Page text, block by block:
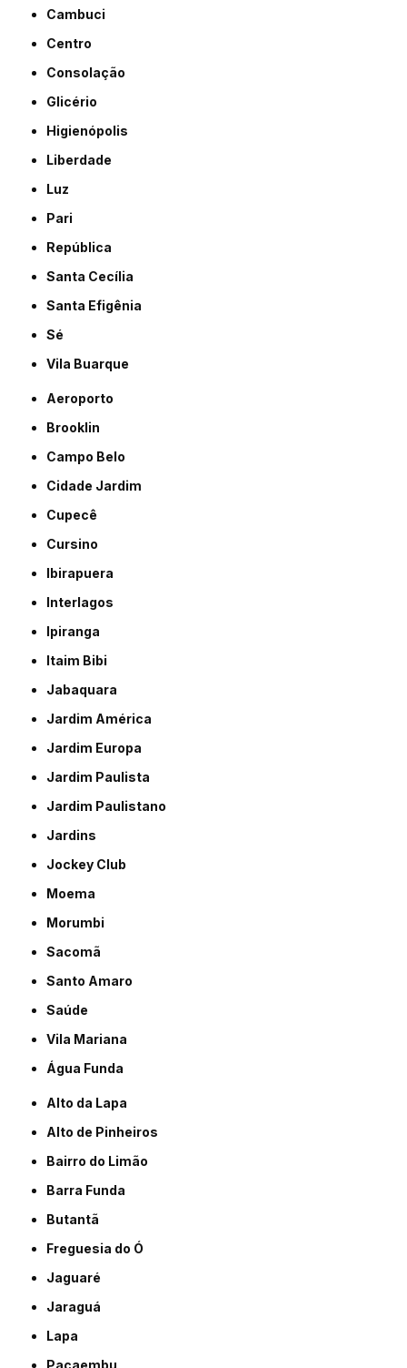
Cambuci
Centro
Consolação
Glicério
Higienópolis
Liberdade
Luz
Pari
República
Santa Cecília
Santa Efigênia
Sé
Vila Buarque
Aeroporto
Brooklin
Campo Belo
Cidade Jardim
Cupecê
Cursino
Ibirapuera
Interlagos
Ipiranga
Itaim Bibi
Jabaquara
Jardim América
Jardim Europa
Jardim Paulista
Jardim Paulistano
Jardins
Jockey Club
Moema
Morumbi
Sacomã
Santo Amaro
Saúde
Vila Mariana
Água Funda
Alto da Lapa
Alto de Pinheiros
Bairro do Limão
Barra Funda
Butantã
Freguesia do Ó
Jaguaré
Jaraguá
Lapa